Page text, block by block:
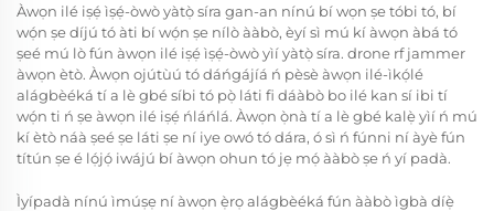
Àwọn ilé iṣẹ́ ìṣẹ́-òwò yàtọ̀ síra gan-an nínú bí wọn ṣe tóbi tó, bí
wọ́n ṣe díjú tó àti bí wọ́n ṣe nílò ààbò, èyí sì mú kí àwọn àbá tó
ṣeé mú lò fún àwọn ilé iṣẹ́ ìṣẹ́-òwò yìí yàtọ̀ síra. drone rf jammer
àwọn ètò. Àwọn ojútùú tó dáńgájíá ń pèsè àwọn ilé-ìkọ́lé
alágbèéká tí a lè gbé síbi tó pọ̀ láti fi dáàbò bo ilé kan sí ibi tí
wọ́n ti ń ṣe àwọn ilé iṣẹ́ ńláńlá. Àwọn ọ̀nà tí a lè gbé kalẹ̀ yìí ń mú
kí ètò náà ṣeé ṣe láti ṣe ní iye owó tó dára, ó sì ń fúnni ní àyè fún
títún ṣe é lọ́jọ́ iwájú bí àwọn ohun tó jẹ mọ́ ààbò ṣe ń yí padà.
Ìyípadà nínú ìmúṣẹ ní àwọn ẹ̀rọ alágbèéká fún ààbò ìgbà díẹ̀